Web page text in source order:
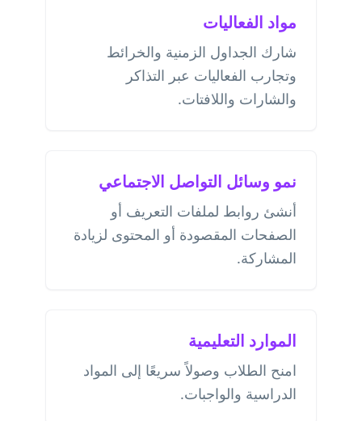
مواد الفعاليات
شارك الجداول الزمنية والخرائط
وتجارب الفعاليات عبر التذاكر
والشارات واللافتات.
نمو وسائل التواصل الاجتماعي
أنشئ روابط لملفات التعريف أو
الصفحات المقصودة أو المحتوى لزيادة
المشاركة.
الموارد التعليمية
امنح الطلاب وصولاً سريعًا إلى المواد
الدراسية والواجبات.